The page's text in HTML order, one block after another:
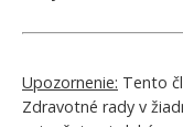
Upozornenie: Tento
Zdravotné rady v